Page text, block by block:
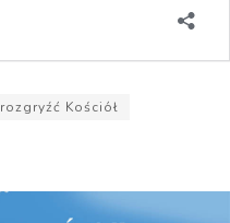
rozgryźć Kościół